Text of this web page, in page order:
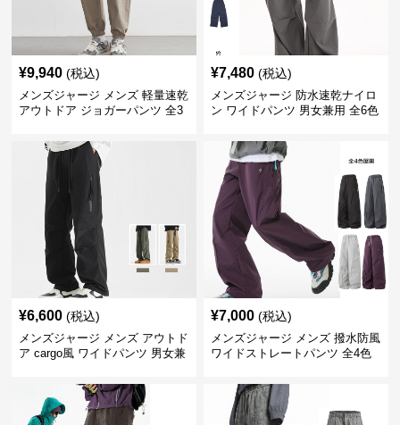
¥9,940 (税込)
メンズジャージ メンズ 軽量速乾
アウトドア ジョガーパンツ 全3
¥7,480 (税込)
メンズジャージ 防水速乾ナイロ
ン ワイドパンツ 男女兼用 全6色
¥6,600 (税込)
メンズジャージ メンズ アウトド
ア cargo風 ワイドパンツ 男女兼
¥7,000 (税込)
メンズジャージ メンズ 撥水防風
ワイドストレートパンツ 全4色